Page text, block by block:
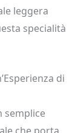
leggera
specialità
di
semplice